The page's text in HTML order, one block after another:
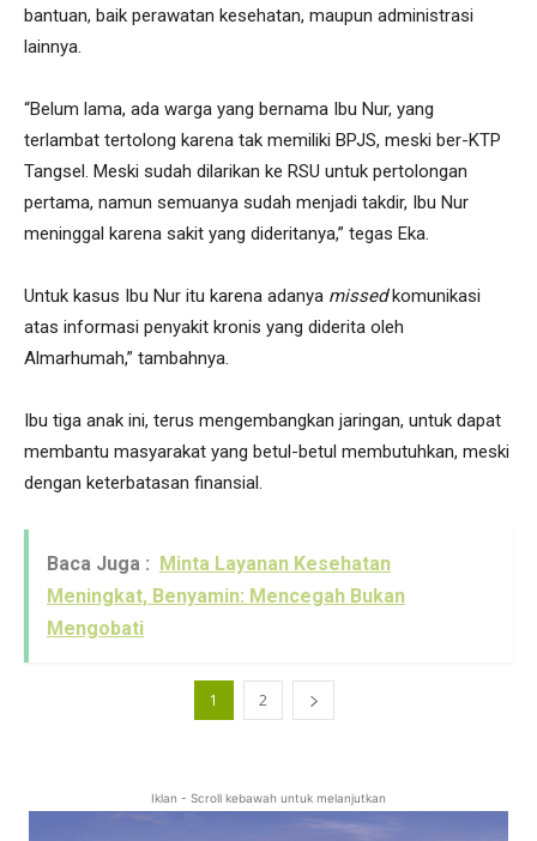
bantuan, baik perawatan kesehatan, maupun administrasi
lainnya.
“Belum lama, ada warga yang bernama Ibu Nur, yang
terlambat tertolong karena tak memiliki BPJS, meski ber-KTP
Tangsel. Meski sudah dilarikan ke RSU untuk pertolongan
pertama, namun semuanya sudah menjadi takdir, Ibu Nur
meninggal karena sakit yang dideritanya,” tegas Eka.
Untuk kasus Ibu Nur itu karena adanya missedkomunikasi
atas informasi penyakit kronis yang diderita oleh
Almarhumah,” tambahnya.
Ibu tiga anak ini, terus mengembangkan jaringan, untuk dapat
membantu masyarakat yang betul-betul membutuhkan, meski
dengan keterbatasan finansial.
Baca Juga : Minta Layanan Kesehatan
Meningkat, Benyamin: Mencegah Bukan
Mengobati
1 2
Iklan - Scroll kebawah untuk melanjutkan